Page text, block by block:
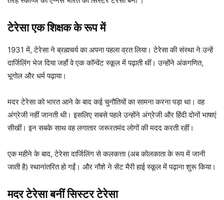
टेरेसा एक शिक्षक के रूप में
1931 में, टेरेसा ने ब्रह्मचर्य का अपना पहला व्रत लिया। टेरेसा की संस्था ने उन्हें
दार्जिलिंग भेज दिया जहाँ वे एक कॉन्वेंट स्कूल में पढ़ाती थीं। उन्होंने अंकगणित,
भूगोल और धर्म पढ़ाया।
मदर टेरेसा को भारत आने के बाद कई चुनौतियों का सामना करना पड़ा था। वह
अंग्रेजी नहीं जानती थी। इसलिए सबसे पहले उन्होंने अंग्रेजी और हिंदी दोनों भाषाएं
सीखीं। इन सबके साथ वह लगातार जरूरतमंद लोगों की मदद करती रहीं।
एक महीने के बाद, टेरेसा दार्जिलिंग से कलकत्ता (अब कोलकाता के रूप में जानी
जाती है) स्थानांतरित हो गईं। और नौशे ने सेंट मैरी हाई स्कूल में पढ़ाना शुरू किया।
मदर टेरेसा बनीं सिस्टर टेरेसा